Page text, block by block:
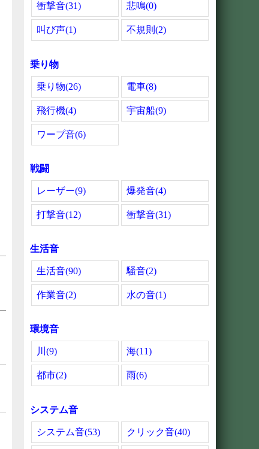
衝撃音(31) 悲鳴(0)
叫び声(1) 不規則(2)
乗り物
乗り物(26) 電車(8)
飛行機(4) 宇宙船(9)
ワープ音(6)
戦闘
レーザー(9) 爆発音(4)
打撃音(12) 衝撃音(31)
生活音
生活音(90) 騒音(2)
作業音(2) 水の音(1)
環境音
川(9) 海(11)
都市(2) 雨(6)
システム音
システム音(53) クリック音(40)